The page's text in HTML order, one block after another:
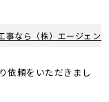
事なら（株）エージェント
依頼をいただきまし